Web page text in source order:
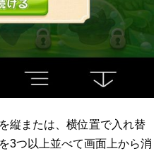
縦または、横位置で入れ替
3つ以上並べて画面上から消